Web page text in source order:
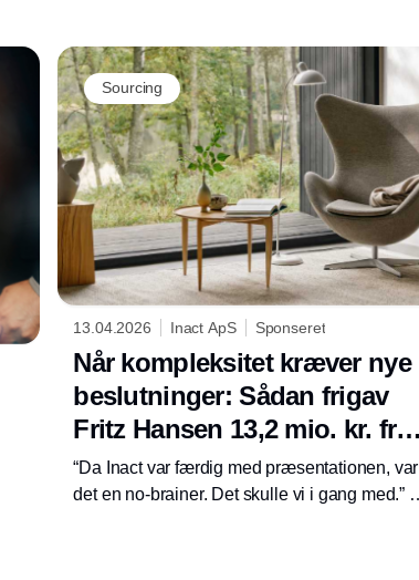
kræver politiske handling og ved også, at de
selv skal ændre tilgang til materialer.
Sourcing
13.04.2026 Inact ApS Sponseret
Når kompleksitet kræver nye
beslutninger: Sådan frigav
Fritz Hansen 13,2 mio. kr. fra
lageret
“Da Inact var færdig med præsentationen, var
det en no-brainer. Det skulle vi i gang med.” -